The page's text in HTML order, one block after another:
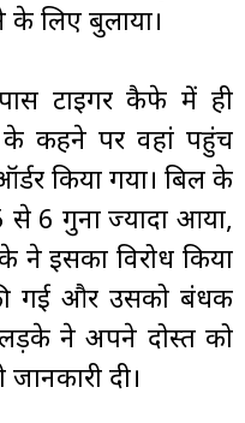
लिए बुलाया।
टाइगर कैफे में ही
के कहने पर वहां पहुंच
किया गया। बिल के
6 गुना ज्यादा आया,
इसका विरोध किया
गई और उसको बंधक
लड़के ने अपने दोस्त को
दी।